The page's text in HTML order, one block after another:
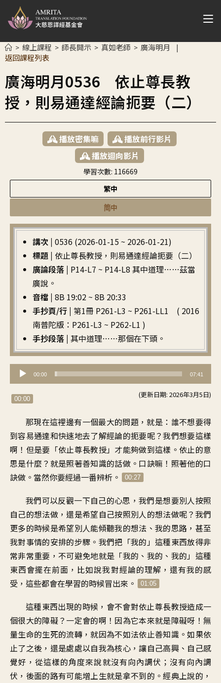
> 線上課程 > 師長開示 > 真如老師 > 廣海明月 |
返回課程列表
廣海明月0536 依止尊長教
授，則易通達經論扼要（二）
播放密集嘛
播放前行影片
播放迴向影片
學習次數: 116669
繁中
简中
講次 | 0536 (2026-01-15 ~ 2026-01-21)
標題 | 依止尊長教授，則易通達經論扼要（二）
廣論段落 | P14-L7 ~ P14-L8 其中道理……茲當
廣說。
音檔 | 8B 19:02 ~ 8B 20:33
手抄頁/行 | 第1冊 P261-L3 ~ P261-LL1 ( 2016
南普陀版：P261-L3 ~ P262-L1 )
手抄段落 | 其中道理……那個在下頭。
訊
播
00:00 07:41
(更新日期: 2026年3月5日)
00:00
那現在這裡邊有一個最大的問題，就是 ： 誰不想要得
到容易通達和快速地去了解經論的扼要呢？我們想要這樣
啊 ！ 但是要「依止尊長教授」 才能夠做到這樣 。 依止的意
思是什麼 ？ 就是照著善知識的話做 。 口訣嘛！照著他的口
訣做 。 當然你要經過一番辨析 。 00:27
我們可以反觀一下自己的心思 ，我們是想要別人按照
自己的想法做 ，還是希望自己按照別人的想法做呢？ 我們
更多的時候是希望別人能傾聽我的想法、我的思路 ， 甚至
我對事情的安排的步驟 。 我們把「我的」這種東西放得非
常非常重要 ， 不可避免地就是 「我的、我的、我的」 這種
東西會擺在前面 ， 比如說我對經論的理解 ， 還有我的感
受 ， 這些都會在學習的時候冒出來 。 01:05
這種東西出現的時候 ， 會不會對依止尊長教授造成一
個很大的障礙？ 一定會的啊 ！ 因為它本來就是障礙呀 ！無
量生命的生死的流轉 ，就因為不如法依止善知識 。如果依
止了之後 ， 還是處處以自我為核心 ， 讓自己高興、自己感
覺好 ，從這樣的角度來說就沒有向內調伏 ； 沒有向內調
伏 ， 後面的路有可能增上生就是拿不到的 。經典上說的 ，